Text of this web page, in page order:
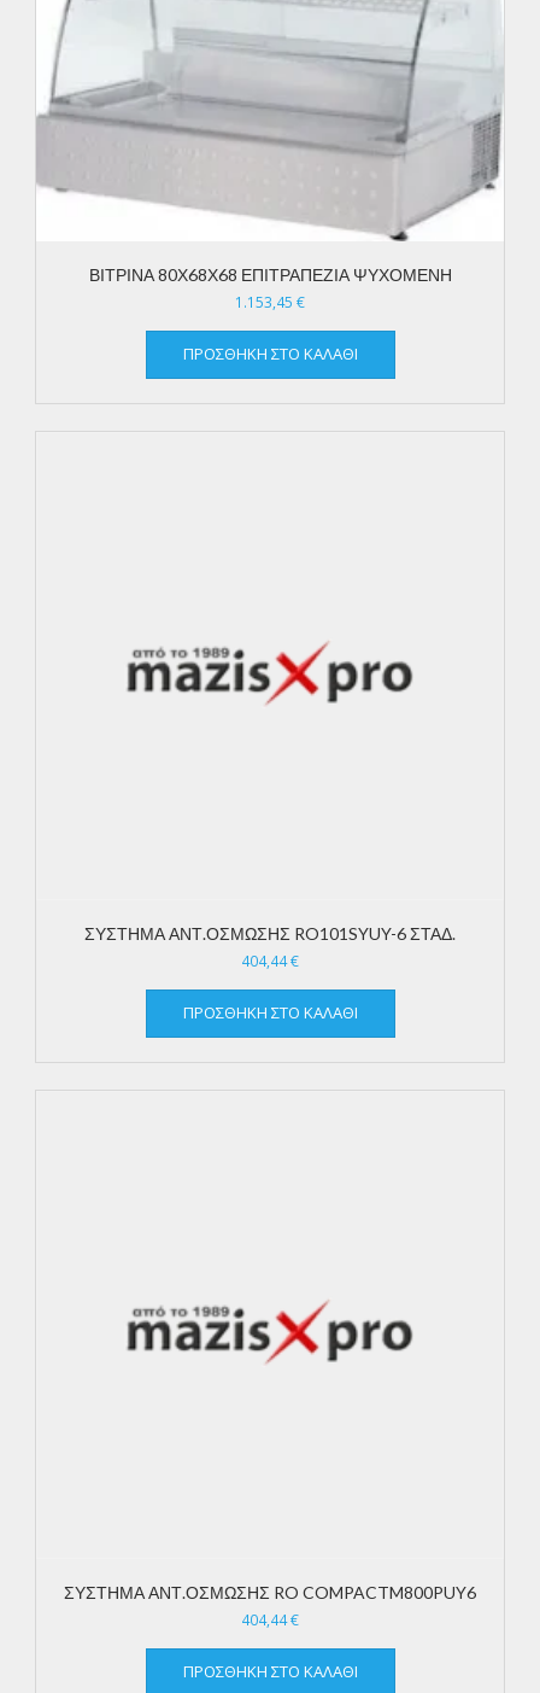
ΒΙΤΡΙΝΑ 80Χ68Χ68 ΕΠΙΤΡΑΠΕΖΙΑ ΨΥΧΟΜΕΝΗ
1.153,45 €
ΠΡΟΣΘΉΚΗ ΣΤΟ ΚΑΛΆΘΙ
ΣΥΣΤΗΜΑ ΑΝΤ.ΟΣΜΩΣΗΣ RO101SYUY-6 ΣΤΑΔ.
404,44€
ΠΡΟΣΘΉΚΗ ΣΤΟ ΚΑΛΆΘΙ
ΣΥΣΤΗΜΑ ΑΝΤ.ΟΣΜΩΣΗΣ RO COMPACTM800PUY6
404,44€
ΠΡΟΣΘΉΚΗ ΣΤΟ ΚΑΛΆΘΙ